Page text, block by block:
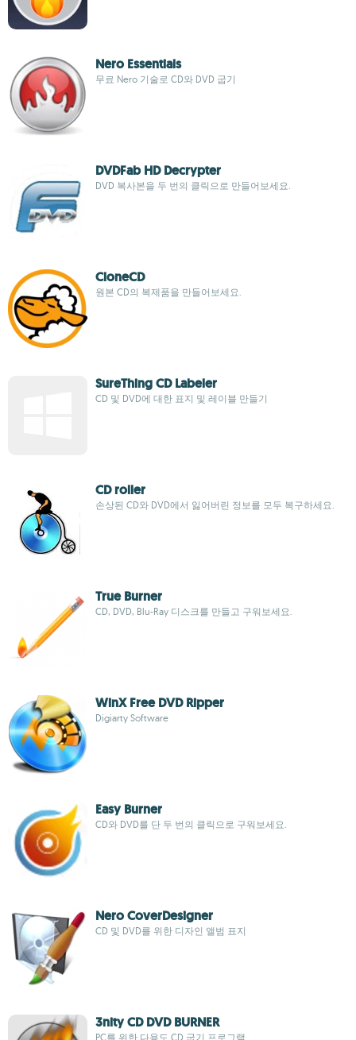
Nero Essentials
무료 Nero 기술로 CD와 DVD 굽기
DVDFab HD Decrypter
DVD 복사본을 두 번의 클릭으로 만들어보세요.
CloneCD
원본 CD의 복제품을 만들어보세요.
SureThing CD Labeler
CD 및 DVD에 대한 표지 및 레이블 만들기
CD roller
손상된 CD와 DVD에서 잃어버린 정보를 모두 복구하세요.
True Burner
CD, DVD, Blu-Ray 디스크를 만들고 구워보세요.
WinX Free DVD Ripper
Digiarty Software
Easy Burner
CD와 DVD를 단 두 번의 클릭으로 구워보세요.
Nero CoverDesigner
CD 및 DVD를 위한 디자인 앨범 표지
3nity CD DVD BURNER
PC를 위한 다용도 CD 굽기 프로그램